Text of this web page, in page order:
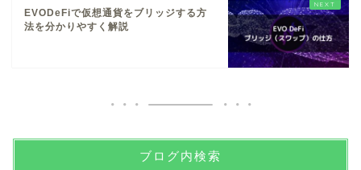
EVODeFiで仮想通貨をブリッジする方
法を分かりやすく解説
ブログ内検索